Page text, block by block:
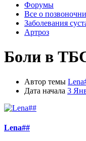
Форумы
Все о
Заболевания
Артроз
Боли в
Автор темы
Дата начала 3
Lena##